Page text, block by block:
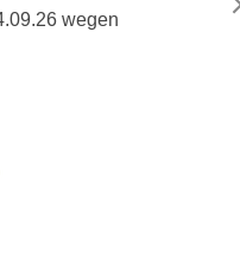
Sie an ihre
wegen